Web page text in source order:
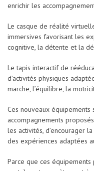
enrichir les
Le casque de réalité
immersives favorisant les
cognitive, la détente et la
Le tapis interactif de
d’activités physiques
marche, l’équilibre, la
Ces nouveaux
accompagnements
les activités, d’encourager
des expériences adaptées
Parce que ces